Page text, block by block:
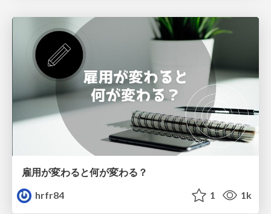
雇用が変わると何が変わる？
hrfr84
1 1k